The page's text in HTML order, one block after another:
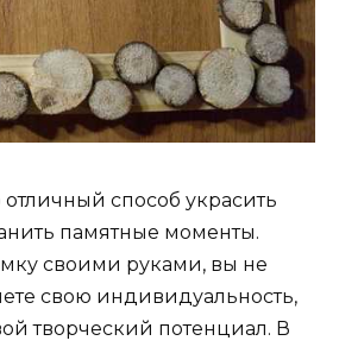
отличный способ украсить
памятные моменты.
своими руками, вы не
свою индивидуальность,
творческий потенциал. В